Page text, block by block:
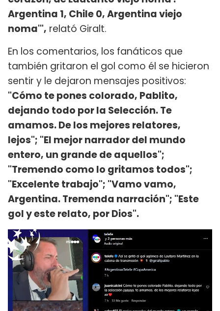
Argentina 1, Chile 0, Argentina viejo
noma'", relató Giralt.
En los comentarios, los fanáticos que
también gritaron el gol como él se hicieron
sentir y le dejaron mensajes positivos:
"Cómo te pones colorado, Pablito,
dejando todo por la Selección. Te
amamos. De los mejores relatores,
lejos"; "El mejor narrador del mundo
entero, un grande de aquellos";
"Tremendo como lo gritamos todos";
"Excelente trabajo"; "Vamo vamo,
Argentina. Tremenda narración"; "Este
gol y este relato, por Dios".